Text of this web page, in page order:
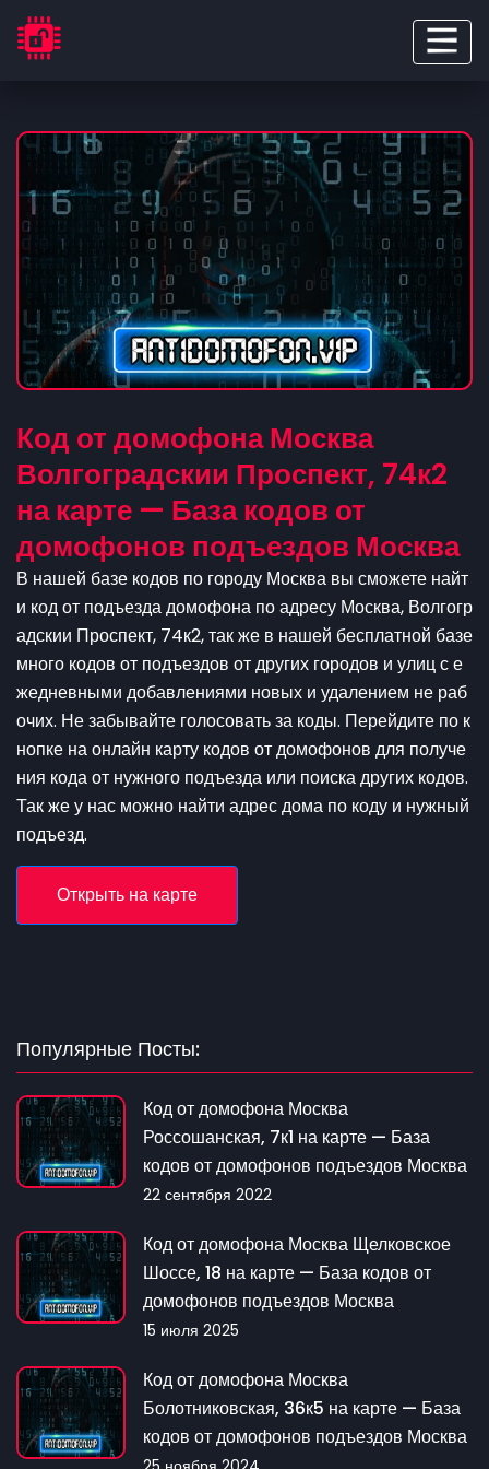
Код от домофона Москва
Волгоградскии Проспект, 74к2
на карте — База кодов от
домофонов подъездов Москва
В нашей базе кодов по городу Москва вы сможете найт
и код от подъезда домофона по адресу Москва, Волгогр
адскии Проспект, 74к2, так же в нашей бесплатной базе
много кодов от подъездов от других городов и улиц с е
жедневными добавлениями новых и удалением не раб
очих. Не забывайте голосовать за коды. Перейдите по к
нопке на онлайн карту кодов от домофонов для получе
ния кода от нужного подъезда или поиска других кодов.
Так же у нас можно найти адрес дома по коду и нужный
подъезд.
Открыть на карте
Популярные Посты:
Код от домофона Москва
Россошанская, 7к1 на карте — База
кодов от домофонов подъездов Москва
22 сентября 2022
Код от домофона Москва Щелковское
Шоссе, 18 на карте — База кодов от
домофонов подъездов Москва
15 июля 2025
Код от домофона Москва
Болотниковская, 36к5 на карте — База
кодов от домофонов подъездов Москва